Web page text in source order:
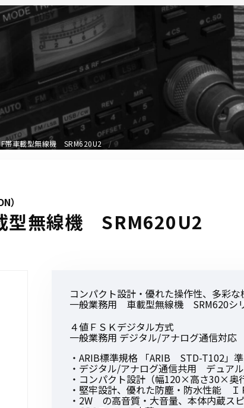
アクセサリー
イヤホンマイク
スピーカーマイク
イヤホン
ベルトクリップ
無線機収納・運搬ケース
その他アクセサリー
帯車載型無線機 SRM620U2
）
型無線機 SRM620U2
コンパクト設計・優れた操作性、多彩な
一般業務用 車載型無線機 SRM620シ
４値ＦＳＫデジタル方式
一般業務用 デジタル/アナログ通信対
・ARIB標準規格 「ARIB STD-T102」
・デジタル/アナログ通信共用 デュア
・コンパクト設計（幅120×高さ30×奥
・堅牢設計、優れた防塵・防水性能 Ｉ
・2W の高音質・大音量、本体内蔵ス